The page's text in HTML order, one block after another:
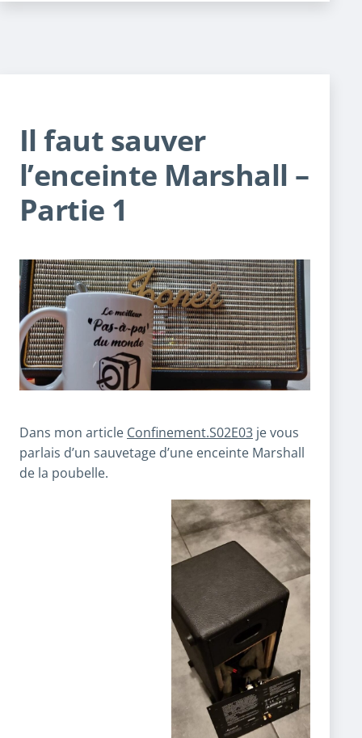
Il faut sauver
l’enceinte Marshall –
Partie 1
Dans mon article Confinement.S02E03 je vous
parlais d’un sauvetage d’une enceinte Marshall
de la poubelle.